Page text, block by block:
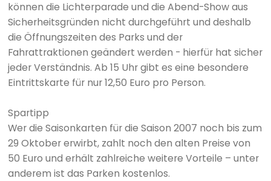
können die Lichterparade und die Abend-Show aus
Sicherheitsgründen nicht durchgeführt und deshalb
die Öffnungszeiten des Parks und der
Fahrattraktionen geändert werden - hierfür hat sicher
jeder Verständnis. Ab 15 Uhr gibt es eine besondere
Eintrittskarte für nur 12,50 Euro pro Person.
Spartipp
Wer die Saisonkarten für die Saison 2007 noch bis zum
29 Oktober erwirbt, zahlt noch den alten Preise von
50 Euro und erhält zahlreiche weitere Vorteile – unter
anderem ist das Parken kostenlos.